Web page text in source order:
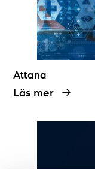
Attana
Läs mer